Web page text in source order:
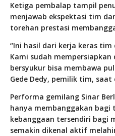
Ketiga pembalap tampil
menjawab ekspektasi tim
torehan prestasi
“Ini hasil dari kerja keras
Kami sudah
bersyukur bisa membawa
Gede Dedy, pemilik tim,
Performa gemilang Sinar
hanya membanggakan
kebanggaan tersendiri bagi
semakin dikenal aktif